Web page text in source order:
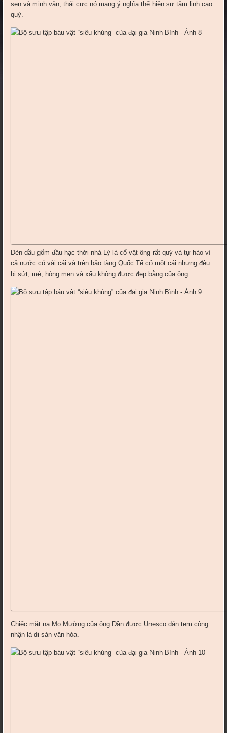
sen và minh văn, thái cực nó mang ý nghĩa thể hiện sự tâm linh cao
quý.
Đèn dầu gốm đầu hạc thời nhà Lý là cổ vật ông rất quý và tự hào vì
cả nước có vài cái và trên bảo tàng Quốc Tế có một cái nhưng đêu
bị sứt, mẻ, hỏng men và xấu không được đẹp bằng của ông.
Chiếc mặt nạ Mo Mường của ông Dần được Unesco dán tem công
nhận là di sản văn hóa.